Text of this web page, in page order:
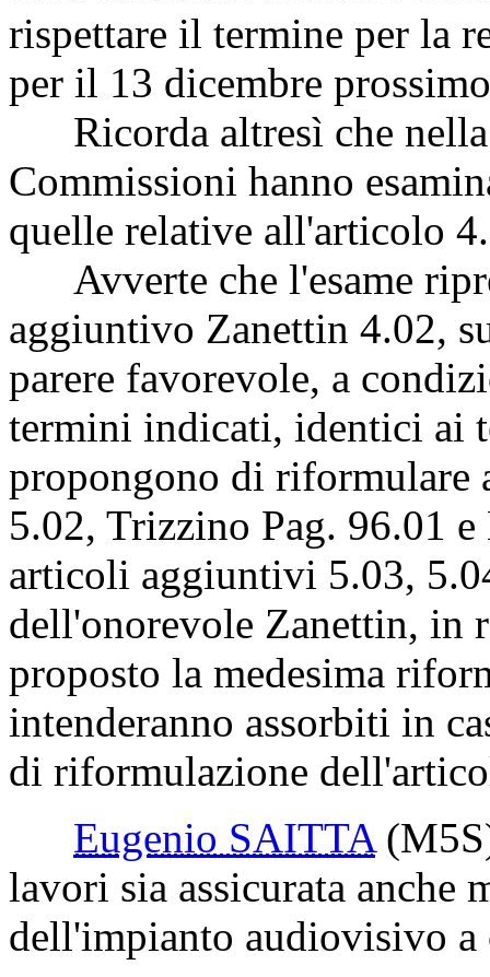
rispettare il termine per la
per il 13 dicembre
Ricorda altresì che nella
Commissioni hanno
quelle relative all'articolo 4.
Avverte che l'esame
aggiuntivo Zanettin 4.02,
parere favorevole, a
termini indicati, identici ai
propongono di
5.02, Trizzino Pag. 96.01
articoli aggiuntivi 5.03,
dell'onorevole Zanettin, in
proposto la medesima
intenderanno assorbiti in
di riformulazione
Eugenio SAITTA
lavori sia assicurata anche
dell'impianto audiovisivo